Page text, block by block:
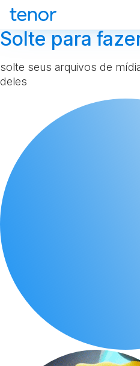
Solte para
solte seus arquivos de
deles